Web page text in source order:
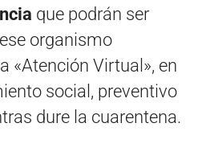
que podrán ser
organismo
«Atención Virtual», en
social, preventivo
dure la cuarentena.